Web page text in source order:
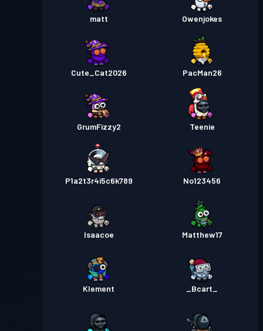
matt Owenjokes
Cute_Cat2026 PacMan26
GrumFizzy2 Teenie
P1a2t3r4i5c6k789 No123456
Isaacoe Matthew17
Klement _Bcart_